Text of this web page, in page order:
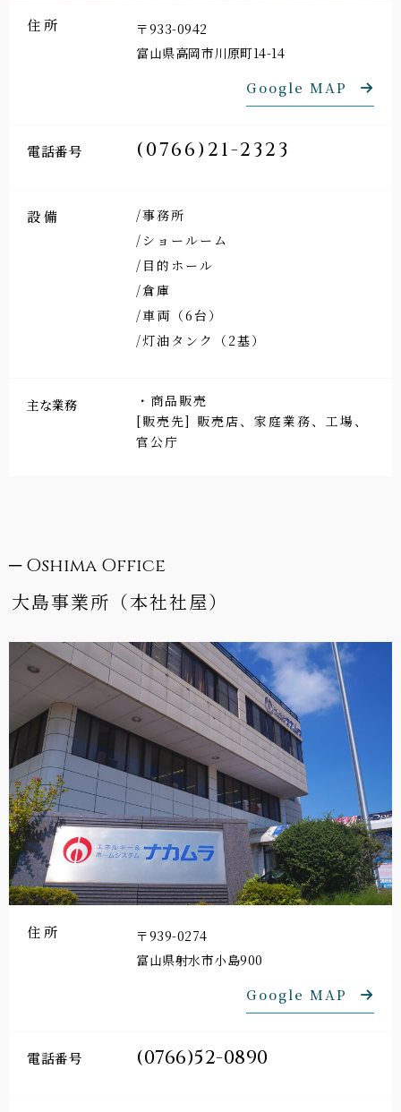
住所
〒933-0942
富山県高岡市川原町14-14
Google MAP
電話番号 (0766)21-2323
設備
/事務所
/ショールーム
/目的ホール
/倉庫
/車両（6台）
/灯油タンク（2基）
主な業務
・商品販売
[販売先] 販売店、家庭業務、工場、
官公庁
─ Oshima Office
大島事業所（本社社屋）
住所
〒939-0274
富山県射水市小島900
Google MAP
電話番号 (0766)52-0890